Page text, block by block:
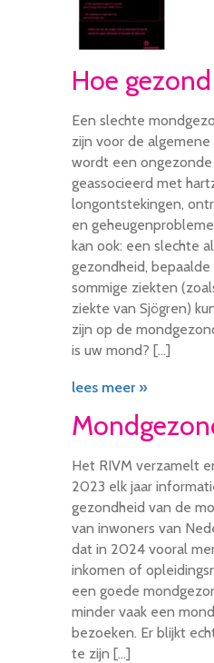
Een slechte
zijn voor de
wordt een
geassocieerd met
longontstekingen,
en
kan ook: een slechte
gezondheid,
sommige ziekten
ziekte van Sjögren)
zijn op de
is uw mond? […]
lees meer »
Het RIVM verzamelt
2023 elk jaar
gezondheid van de
van inwoners van
dat in 2024 vooral
inkomen of
een goede
minder vaak een
bezoeken. Er blijkt
te zijn […]